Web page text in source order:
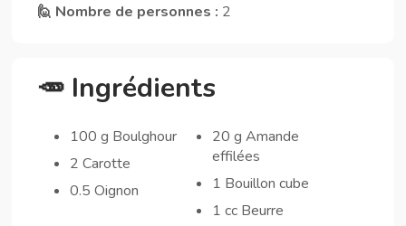
🙋 Nombre de personnes : 2
🥕 Ingrédients
100 g Boulghour
2 Carotte
0.5 Oignon
20 g Amande
effilées
1 Bouillon cube
1 cc Beurre